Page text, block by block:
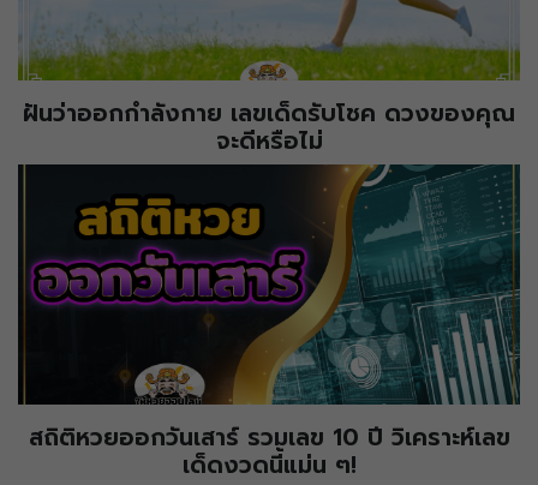
ฝันว่าออกกำลังกาย เลขเด็ดรับโชค ดวงของคุณ
จะดีหรือไม่
สถิติหวยออกวันเสาร์ รวมเลข 10 ปี วิเคราะห์เลข
เด็ดงวดนี้แม่น ๆ!